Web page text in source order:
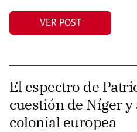
VER POST
El espectro de
cuestión de Níger
colonial europea